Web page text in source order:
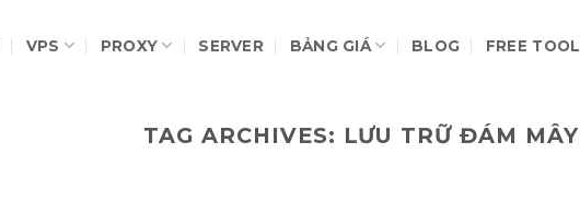
VPS PROXY SERVER BẢNG GIÁ BLOG FREE TOOL
TAG ARCHIVES: LƯU TRỮ ĐÁM MÂY